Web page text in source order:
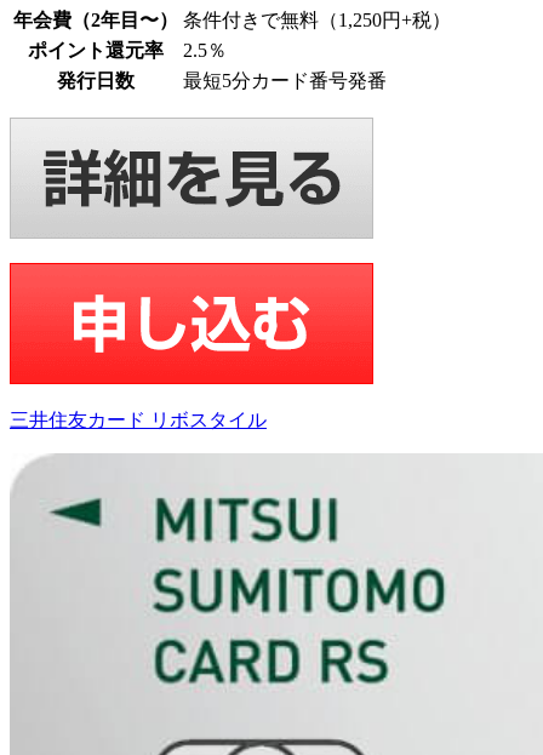
年会費（2年目〜）
条件付きで無料（1,250円+税）
ポイント還元率
2.5％
発行日数
最短5分カード番号発番
三井住友カード リボスタイル